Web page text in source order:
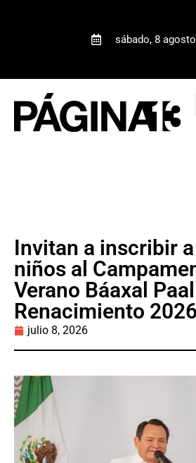
sábado, 8
Invitan a inscribir
niños al
Verano Báaxal Paal
Renacimiento 2026
julio 8, 2026